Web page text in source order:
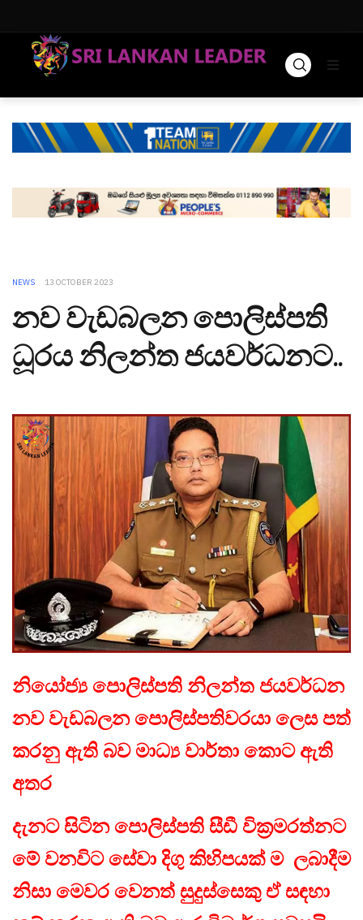
NEWS 13 OCTOBER 2023
නව වැඩබලන පොලිස්පති
ධූරය නිලන්ත ජයවර්ධනට..
නියෝජ්‍ය පොලිස්පති නිලන්ත ජයවර්ධන
නව වැඩබලන පොලිස්පතිවරයා ලෙස පත්
කරනු ඇති බව මාධ්‍ය වාර්තා කොට ඇති
අතර
දැනට සිටින පොලිස්පති සීඩී වික්‍රමරත්නට
මේ වනවිට සේවා දිගු කිහිපයක් ම ලබාදීම
නිසා මෙවර වෙනත් සුදුස්සෙකු ඒ සඳහා